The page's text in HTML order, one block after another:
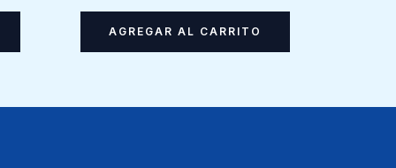
AGREGAR AL CARRITO